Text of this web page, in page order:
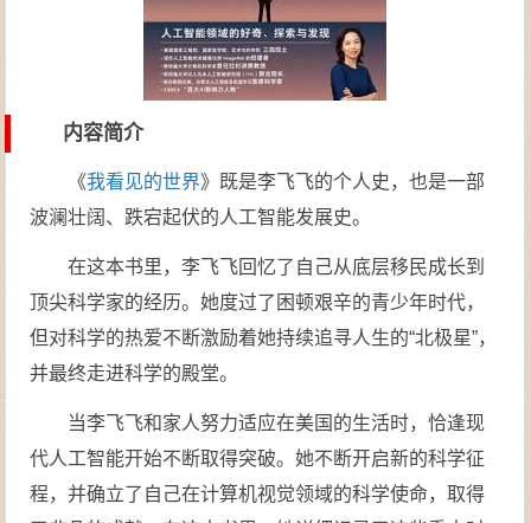
内容简介
《我看见的世界》既是李飞飞的个人史，也是一部
波澜壮阔、跌宕起伏的人工智能发展史。
在这本书里，李飞飞回忆了自己从底层移民成长到
顶尖科学家的经历。她度过了困顿艰辛的青少年时代，
但对科学的热爱不断激励着她持续追寻人生的“北极星”，
并最终走进科学的殿堂。
当李飞飞和家人努力适应在美国的生活时，恰逢现
代人工智能开始不断取得突破。她不断开启新的科学征
程，并确立了自己在计算机视觉领域的科学使命，取得